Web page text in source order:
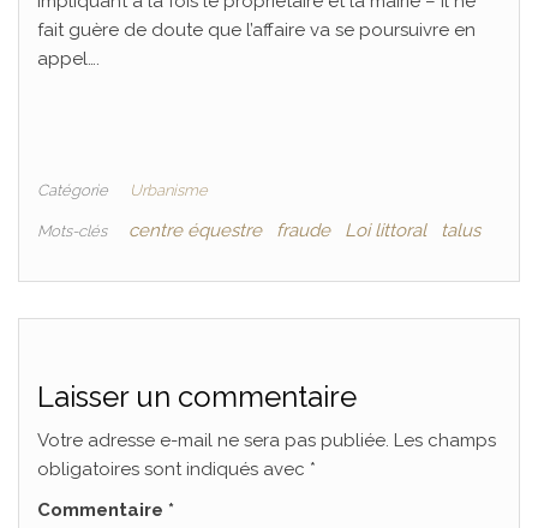
fait guère de doute que l’affaire va se poursuivre en
appel….
Catégorie Urbanisme
Mots-clés centre équestre fraude Loi littoral talus
Laisser un commentaire
Votre adresse e-mail ne sera pas publiée. Les champs
obligatoires sont indiqués avec *
Commentaire *